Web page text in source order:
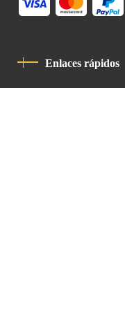
Enlaces rápidos